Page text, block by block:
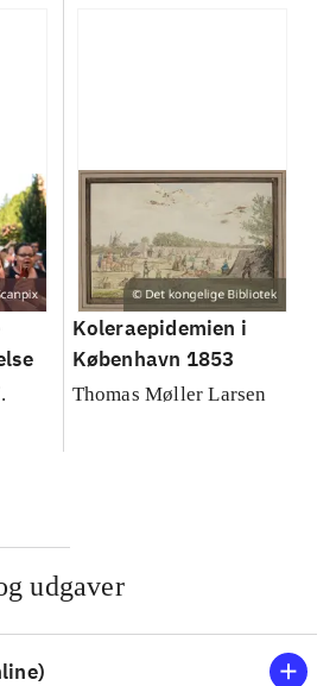
Koleraepidemien i
København 1853
Thomas Møller Larsen
udgaver